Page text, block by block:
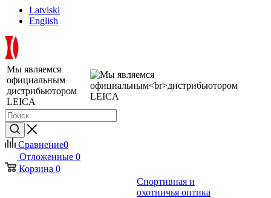
Latviski
English
Мы являемся
официальным
дистрибьютором
LEICA
Сравнение0
Отложенные 0
Корзина 0
Спортивная и
охотничья оптика